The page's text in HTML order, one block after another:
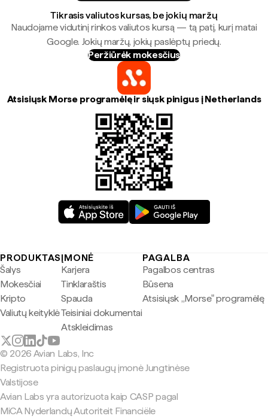
Tikrasis valiutos kursas, be jokių maržų
Naudojame vidutinį rinkos valiutos kursą — tą patį, kurį matai
Google. Jokių maržų, jokių paslėptų priedų.
Peržiūrėk mokesčius
Atsisiųsk Morse programėlę ir siųsk pinigus į Netherlands
PRODUKTAS
Šalys
Mokesčiai
Kripto
Valiutų keityklė
ĮMONĖ
Karjera
Tinklaraštis
Spauda
Teisiniai dokumentai
Atskleidimas
PAGALBA
Pagalbos centras
Būsena
Atsisiųsk „Morse" programėlę
© 2026 Avian Labs, Inc
Registruota pinigų paslaugų įmonė Jungtinėse
Valstijose
Avian Labs yra autorizuota kaip CASP pagal
MiCA Nyderlandų Autoriteit Financiële